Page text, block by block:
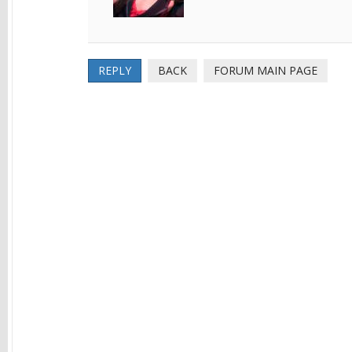
REPLY BACK FORUM MAIN PAGE